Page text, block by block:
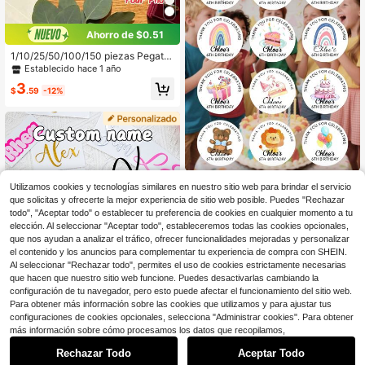
Ahorro de $0.51
1/10/25/50/100/150 piezas Pegatin
as de béisbol personalizadas, múlti
ples tamaños y colores disponibles,
calcomanías decorativas deportiva
de agua, cajas de regalo, perfectas
para regalos de cumpleaños y aniv
ersario de parejas, recuerdos de fie
sta y pegatinas de invitación para v
acaciones
Establecido hace 1 año
$3.59 -12%
Ahorro de $0.62
Pegatinas personalizables holográfi
Pegatinas de cumpleaños personali
zadas, PVC redondo impermeable,
de dibujos animados, para sellar bol
sas de caramelos, decoración de pa
steles, tarjetas de invitación, recom
pensa para maestros, nombre de jar
dín de infancia, removibles, botellas
de agua escolares, regreso a la esc
uela, holográficas, regalo personali
zado
$2.89 -27%
1
0
Utilizamos cookies y tecnologías similares en nuestro sitio web para brindar el servicio
que solicitas y ofrecerte la mejor experiencia de sitio web posible. Puedes "Rechazar
todo", "Aceptar todo" o establecer tu preferencia de cookies en cualquier momento a tu
elección. Al seleccionar "Aceptar todo", estableceremos todas las cookies opcionales,
que nos ayudan a analizar el tráfico, ofrecer funcionalidades mejoradas y personalizar
el contenido y los anuncios para complementar tu experiencia de compra con SHEIN.
Al seleccionar "Rechazar todo", permites el uso de cookies estrictamente necesarias
que hacen que nuestro sitio web funcione. Puedes desactivarlas cambiando la
configuración de tu navegador, pero esto puede afectar el funcionamiento del sitio web.
Para obtener más información sobre las cookies que utilizamos y para ajustar tus
configuraciones de cookies opcionales, selecciona "Administrar cookies". Para obtener
más información sobre cómo procesamos los datos que recopilamos,
Rechazar Todo Aceptar Todo